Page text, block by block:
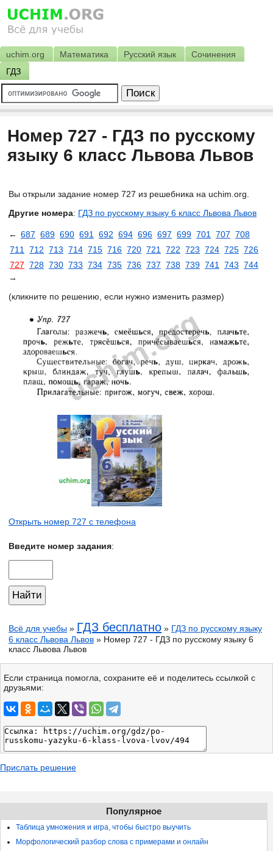
uchim.org Математика Русский язык
Сочинения
ГДЗ
Номер 727 - ГДЗ по русскому
языку 6 класс Львова Львов
Вы открыли задание номер 727 из решебника на uchim.org.
Другие номера: ГДЗ по русскому языку 6 класс Львова Львов
← 687 689 690 691 692 694 696 697 699 701 707 708
711
712 713 714 715 716 720 721 722 723 724 725 726
727 728 730 733 734 735 736 737 738 739 741 743 744
→
(кликните по решению, если нужно изменить размер)
Открыть номер 727 с телефона
Введите номер задания:
Всё для учебы » ГДЗ бесплатно » ГДЗ по русскому языку
6 класс Львова Львов » Номер 727 - ГДЗ по русскому языку 6
класс Львова Львов
Если страница помогла, сохраните её и поделитесь ссылкой с
друзьями:
Прислать решение
Популярное
Таблица умножения и игра, чтобы быстро выучить
Морфологический разбор слова с примерами и онлайн